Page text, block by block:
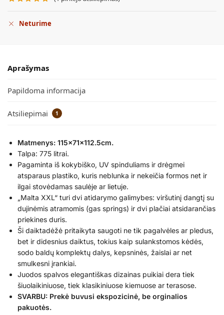
Neturime
Aprašymas
Papildoma informacija
Atsiliepimai 1
Matmenys: 115x71x112.5cm.
Talpa: 775 litrai.
Pagaminta iš kokybiško, UV spinduliams ir drėgmei
atsparaus plastiko, kuris neblunka ir nekeičia formos net ir
ilgai stovėdamas saulėje ar lietuje.
„Malta XXL“ turi dvi atidarymo galimybes: viršutinį dangtį su
dujinėmis atramomis (gas springs) ir dvi plačiai atsidarančias
priekines duris.
Ši daiktadėžė pritaikyta saugoti ne tik pagalvėles ar pledus,
bet ir didesnius daiktus, tokius kaip sulankstomos kėdės,
sodo baldų komplektų dalys, kepsninės, žaislai ar net
smulkesni įrankiai.
Juodos spalvos elegantiškas dizainas puikiai dera tiek
šiuolaikiniuose, tiek klasikiniuose kiemuose ar terasose.
SVARBU: Prekė buvusi ekspozicinė, be orginalios
pakuotės.